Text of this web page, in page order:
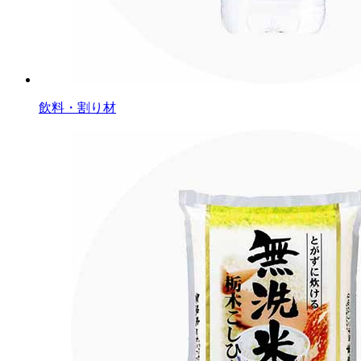
飲料・割り材